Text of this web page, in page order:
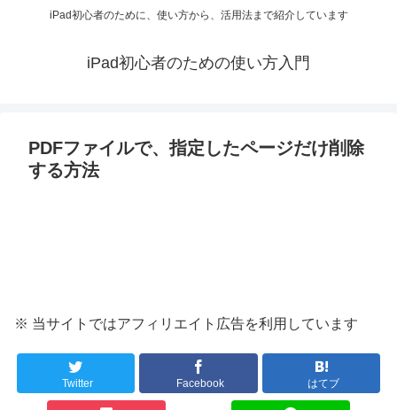
iPad初心者のために、使い方から、活用法まで紹介しています
iPad初心者のための使い方入門
PDFファイルで、指定したページだけ削除
する方法
※ 当サイトではアフィリエイト広告を利用しています
Twitter Facebook はてブ